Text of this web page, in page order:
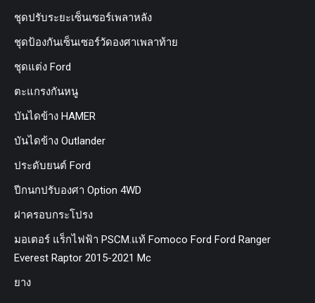
ชุดปรับระยะเซ็นเซอร์เพลาหลัง
ชุดป้องกันเซ็นเซอร์วัดองศาเพลาท้าย
ชุดแต่ง Ford
ตะแกรงกันหนู
บันไดข้าง HAMER
บันไดข้าง Outlander
ประดับยนต์ Ford
ปีกนกปรับองศา Option 4WD
ฝาครอบกระโปรง
มอเตอร์ แร็กไฟฟ้า PSCM.แท้ Fomoco Ford Ford Ranger
Everest Raptor 2015-2021 Mc
ยาง